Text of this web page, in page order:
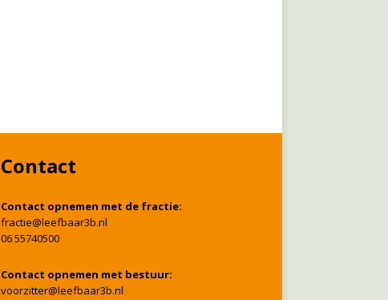
Contact
Contact opnemen met de fractie:
fractie@leefbaar3b.nl
06 55740500
Contact opnemen met bestuur:
voorzitter@leefbaar3b.nl